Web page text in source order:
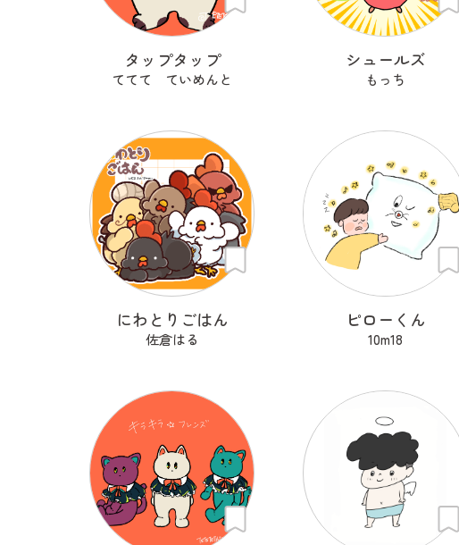
タップタップ
ててて ていめんと
シュールズ
もっち
にわとりごはん
佐倉はる
ピローくん
10m18